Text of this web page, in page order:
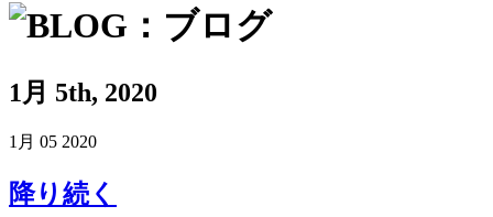
1月 5th, 2020
1月 05 2020
降り続く